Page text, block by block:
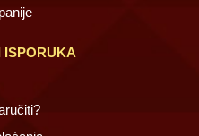
ISPORUKA